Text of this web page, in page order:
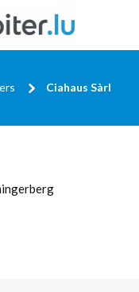
Ciahaus Sàrl